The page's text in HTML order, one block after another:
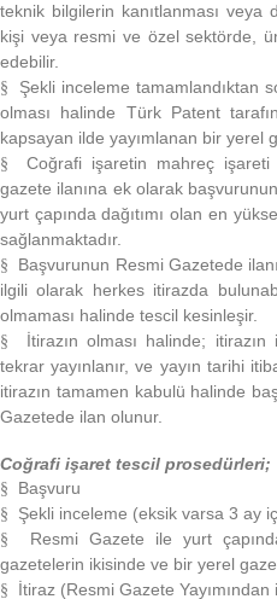
teknik bilgilerin kanıtlanması veya
kişi veya resmi ve özel sektörde,
edebilir.
§
Şekli inceleme tamamlandıktan
olması halinde Türk Patent
kapsayan ilde yayımlanan bir yerel
§
Coğrafi işaretin mahreç
gazete ilanına ek olarak
yurt çapında dağıtımı olan en
sağlanmaktadır.
§
Başvurunun Resmi Gazetede
ilgili olarak herkes itirazda
olmaması halinde tescil kesinleşir.
§
İtirazın olması halinde;
tekrar yayınlanır, ve yayın tarihi
itirazın tamamen kabulü halinde
Gazetede ilan olunur.
Coğrafi işaret tescil prosedürleri;
§ Başvuru
§ Şekli inceleme (eksik varsa 3 ay
§
Resmi Gazete ile yurt
gazetelerin ikisinde ve bir yerel
§ İtiraz (Resmi Gazete